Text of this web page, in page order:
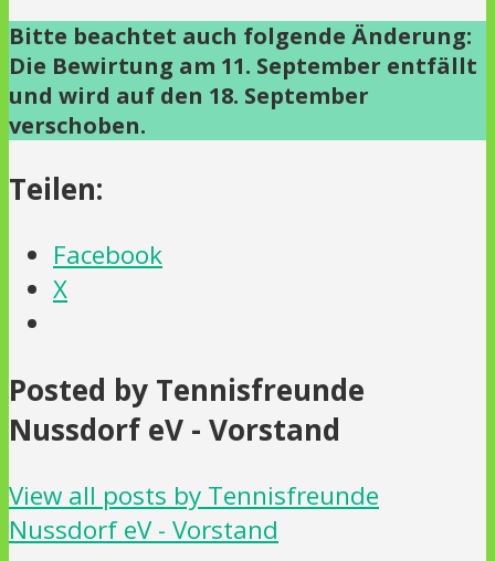
Bitte beachtet auch folgende Änderung:
Die Bewirtung am 11. September entfällt
und wird auf den 18. September
verschoben.
Teilen:
Facebook
X
Posted by Tennisfreunde
Nussdorf eV - Vorstand
View all posts by Tennisfreunde
Nussdorf eV - Vorstand